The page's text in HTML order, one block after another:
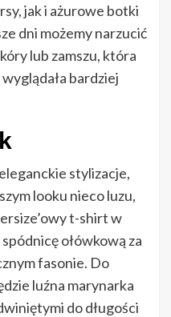
jak i ażurowe botki
dni możemy narzucić
lub zamszu, która
bardziej
stylizacje,
looku nieco luzu,
t-shirt w
ołówkową za
fasonie. Do
luźna marynarka
do długości